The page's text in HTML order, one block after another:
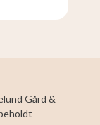
Gård &